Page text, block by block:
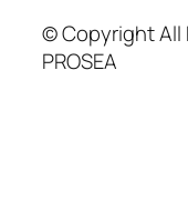
© Copyright All
PROSEA